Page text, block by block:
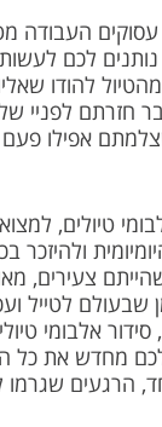
הדפס
מבצעים
העבודה
לכם
להודו
חזרתם לפניי
אפילו
טיולים,
ולהיזכר
צעירים,
לטייל
אלבומי
לכם מחדש את כל
הרגעים שגרמו